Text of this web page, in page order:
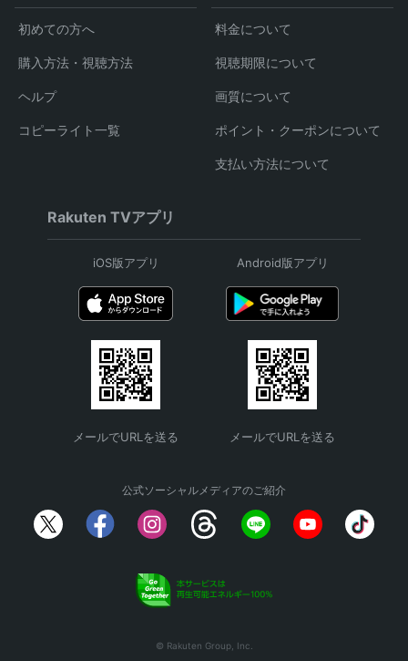
初めての方へ
購入方法・視聴方法
ヘルプ
コピーライト一覧
料金について
視聴期限について
画質について
ポイント・クーポンについて
支払い方法について
Rakuten TVアプリ
iOS版アプリ
メールでURLを送る
Android版アプリ
メールでURLを送る
公式ソーシャルメディアのご紹介
© Rakuten Group, Inc.